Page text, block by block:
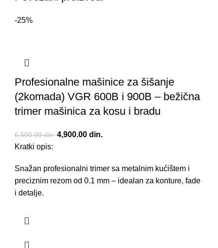
-25%
Profesionalne mašinice za šišanje
(2komada) VGR 600B i 900B – bežična
trimer mašinica za kosu i bradu
6,500.00din. Originalna cena je bila: 6,500.00 din..
4,900.00 din.
Kratki opis:
Snažan profesionalni trimer sa metalnim kućištem i
preciznim rezom od 0.1 mm – idealan za konture, fade
i detalje.